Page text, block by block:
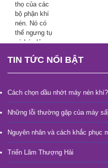
thọ của các
bộ phận khí
nén. Nó có
thể ngưng tụ
và hóa lỏng
trong đường
HEL500
TIN TỨC NỔI BẬT
Cách chọn dầu nhớt máy nén khí?
Những lỗi thường gặp của máy
Nguyên nhân và cách khắc phục
Triển Lãm Thượng Hải